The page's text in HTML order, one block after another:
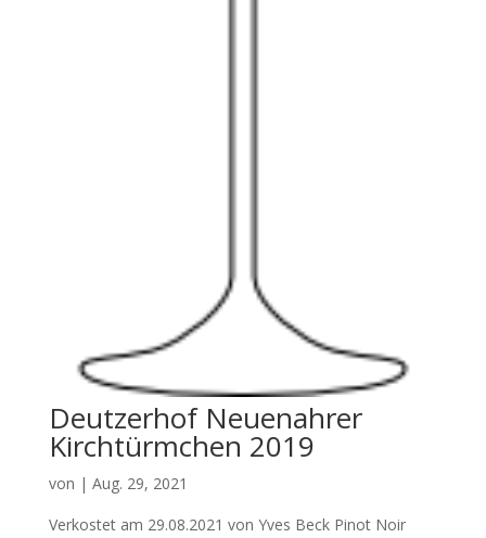
Deutzerhof Neuenahrer
Kirchtürmchen 2019
von | Aug. 29, 2021
Verkostet am 29.08.2021 von Yves Beck Pinot Noir